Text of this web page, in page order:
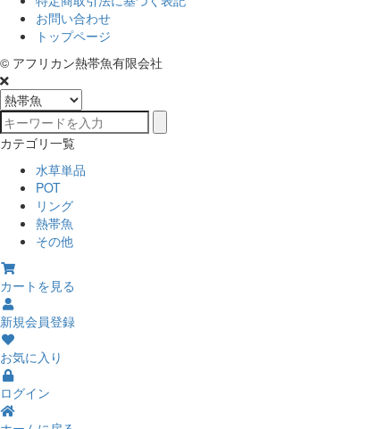
お問い合わせ
トップページ
© アフリカン熱帯魚有限会社
カテゴリ一覧
水草単品
POT
リング
熱帯魚
その他
カートを見る
新規会員登録
お気に入り
ログイン